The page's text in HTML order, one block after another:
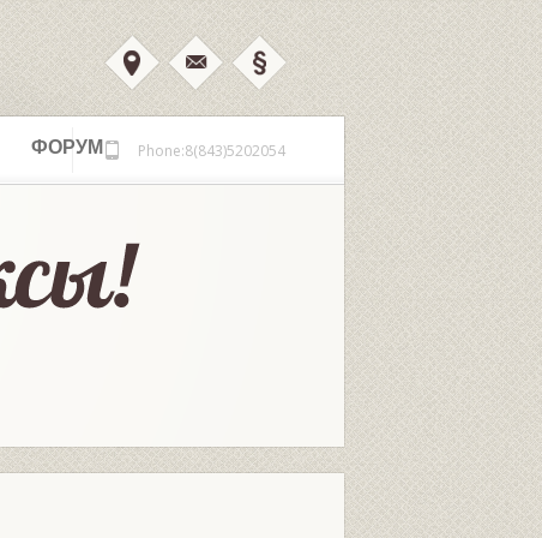
ФОРУМ Phone:8(843)5202054